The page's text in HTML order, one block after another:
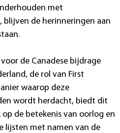
met
blijven de herinneringen aan
de Canadese bijdrage
de rol van First
waarop deze
wordt herdacht, biedt dit
de betekenis van oorlog en
lijsten met namen van de